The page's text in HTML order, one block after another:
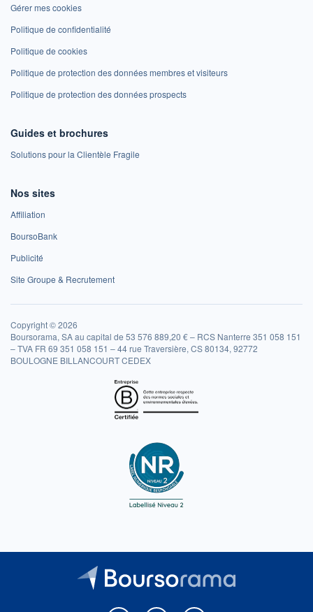
Gérer mes cookies
Politique de confidentialité
Politique de cookies
Politique de protection des données membres et visiteurs
Politique de protection des données prospects
Guides et brochures
Solutions pour la Clientèle Fragile
Nos sites
Affiliation
BoursoBank
Publicité
Site Groupe & Recrutement
Copyright © 2026
Boursorama, SA au capital de 53 576 889,20 € – RCS Nanterre 351 058 151
– TVA FR 69 351 058 151 – 44 rue Traversière, CS 80134, 92772
BOULOGNE BILLANCOURT CEDEX